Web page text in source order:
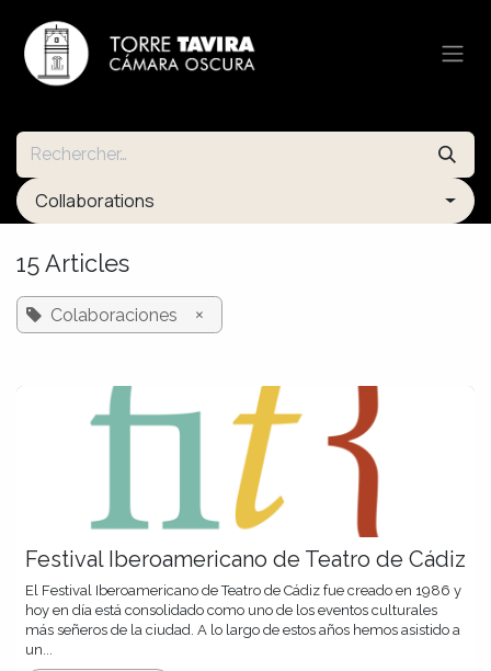
Collaborations
15 Articles
Colaboraciones ×
Festival Iberoamericano de Teatro de Cádiz
El Festival Iberoamericano de Teatro de Cádiz fue creado en 1986 y
hoy en día está consolidado como uno de los eventos culturales
más señeros de la ciudad. A lo largo de estos años hemos asistido a
un...